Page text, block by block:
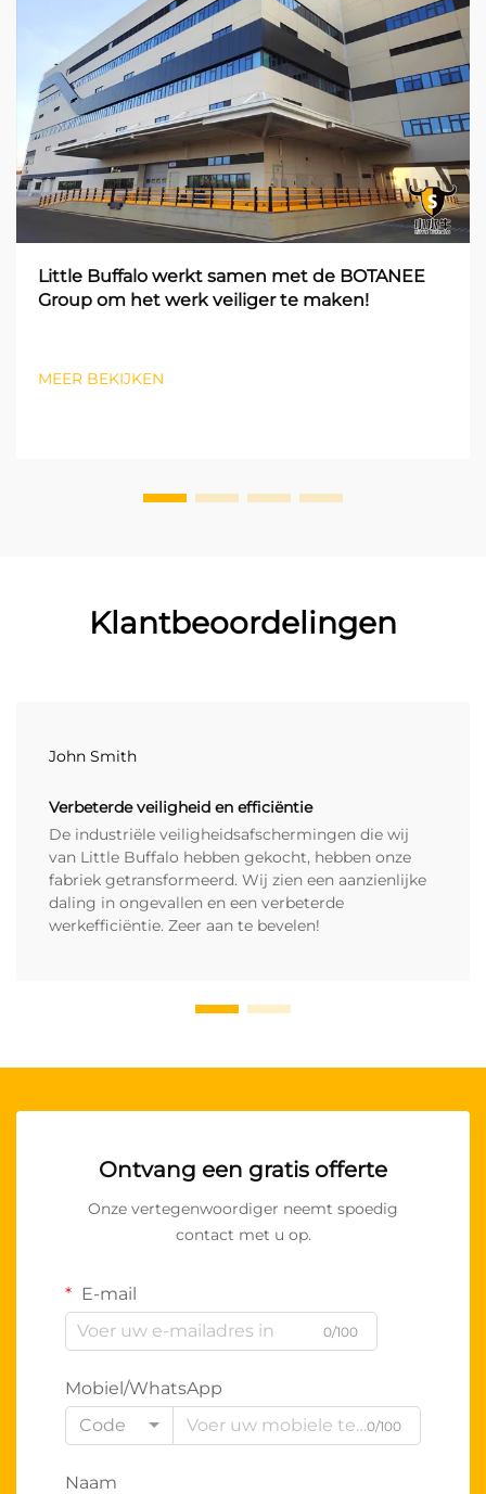
Little Buffalo werkt samen met de BOTANEE
Group om het werk veiliger te maken!
MEER BEKIJKEN
Klantbeoordelingen
John Smith
Verbeterde veiligheid en efficiëntie
De industriële veiligheidsafschermingen die wij
van Little Buffalo hebben gekocht, hebben onze
fabriek getransformeerd. Wij zien een aanzienlijke
daling in ongevallen en een verbeterde
werkefficiëntie. Zeer aan te bevelen!
Ontvang een gratis offerte
Onze vertegenwoordiger neemt spoedig
contact met u op.
E-mail
0/100
Mobiel/WhatsApp
Code
0/100
Naam